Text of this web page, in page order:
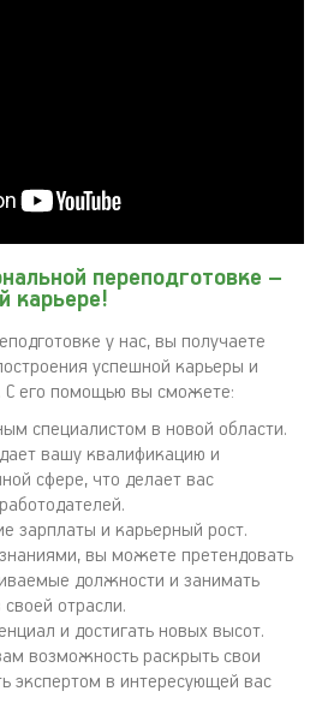
переподготовке –
карьере!
у нас, вы получаете
успешной карьеры и
С его помощью вы сможете:
специалистом в новой области.
вашу квалификацию и
сфере, что делает вас
зарплаты и карьерный рост.
вы можете претендовать
должности и занимать
отрасли.
и достигать новых высот.
возможность раскрыть свои
экспертом в интересующей вас